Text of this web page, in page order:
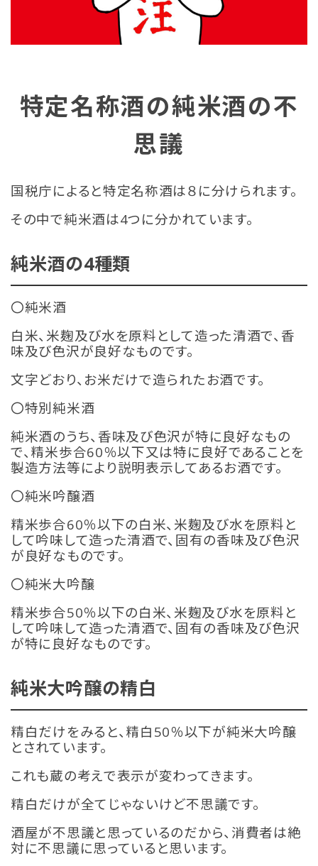
特定名称酒の純米酒の不
思議
国税庁によると特定名称酒は８に分けられます。
その中で純米酒は4つに分かれています。
純米酒の4種類
〇純米酒
白米、米麹及び水を原料として造った清酒で、香
味及び色沢が良好なものです。
文字どおり、お米だけで造られたお酒です。
〇特別純米酒
純米酒のうち、香味及び色沢が特に良好なもの
で、精米歩合60％以下又は特に良好であることを
製造方法等により説明表示してあるお酒です。
〇純米吟醸酒
精米歩合60％以下の白米、米麹及び水を原料と
して吟味して造った清酒で、固有の香味及び色沢
が良好なものです。
〇純米大吟醸
精米歩合50％以下の白米、米麹及び水を原料と
して吟味して造った清酒で、固有の香味及び色沢
が特に良好なものです。
純米大吟醸の精白
精白だけをみると、精白50％以下が純米大吟醸
とされています。
これも蔵の考えで表示が変わってきます。
精白だけが全てじゃないけど不思議です。
酒屋が不思議と思っているのだから、消費者は絶
対に不思議に思っていると思います。